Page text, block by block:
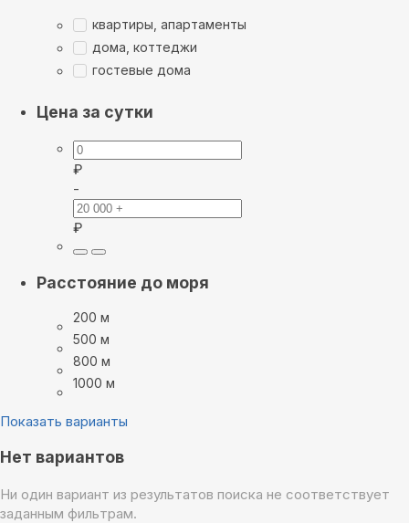
квартиры, апартаменты
дома, коттеджи
гостевые дома
Цена за сутки
₽
-
₽
Расстояние до моря
200 м
500 м
800 м
1000 м
Показать варианты
Нет вариантов
Ни один вариант из результатов поиска не соответствует
заданным фильтрам.